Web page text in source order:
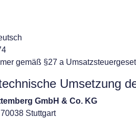
gemäß §27 a
Umsetzung
GmbH & Co. KG
Stuttgart